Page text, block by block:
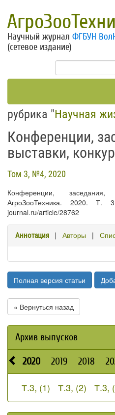
Научный журнал ФГБУН
(сетевое издание)
рубрика "Научная
Конференции,
выставки,
Том 3, №4, 2020
Конференции,
АгроЗооТехника. 2020.
journal.ru/article/28762
Аннотация | Авторы |
Полная версия статьи
« Вернуться назад
Архив выпусков
2020 2019 2018
Т.3, (1) Т.3, (2) Т.3,